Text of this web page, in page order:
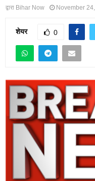
द्वारा Bihar Now November
शेयर 0